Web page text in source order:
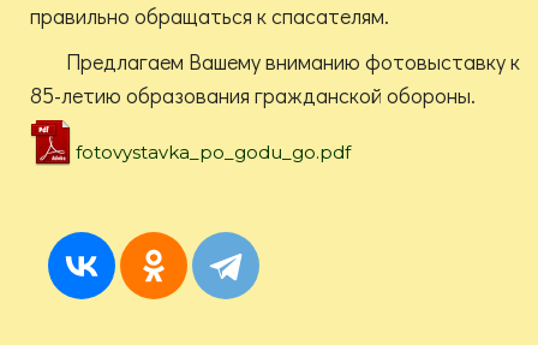
правильно обращаться к спасателям.
Предлагаем Вашему вниманию фотовыставку к
85-летию образования гражданской обороны.
fotovystavka_po_godu_go.pdf